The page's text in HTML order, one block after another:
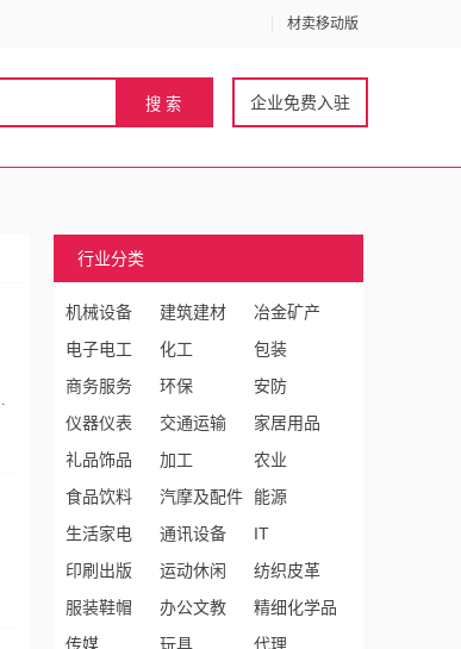
材卖移动版
企业免费入驻
行业分类
机械设备 建筑建材
冶金矿产
电子电工
化工
包装
商务服务
环保
安防
仪器仪表
交通运输
家居用品
礼品饰品
加工
农业
食品饮料
汽摩及配件
能源
生活家电
通讯设备
IT
印刷出版
运动休闲
纺织皮革
服装鞋帽
办公文教
精细化学品
传媒
玩具
代理